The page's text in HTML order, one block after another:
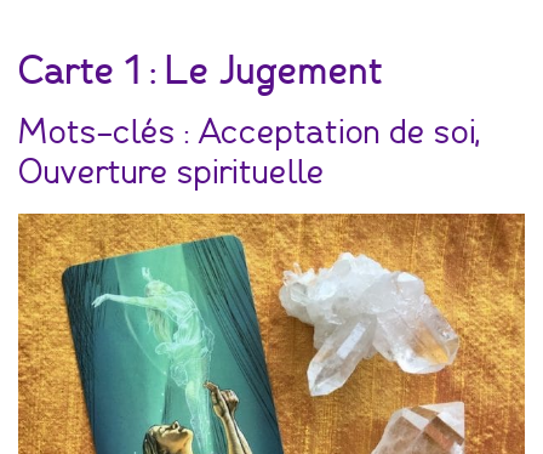
Carte 1 : Le Jugement
Mots-clés : Acceptation de soi,
Ouverture spirituelle